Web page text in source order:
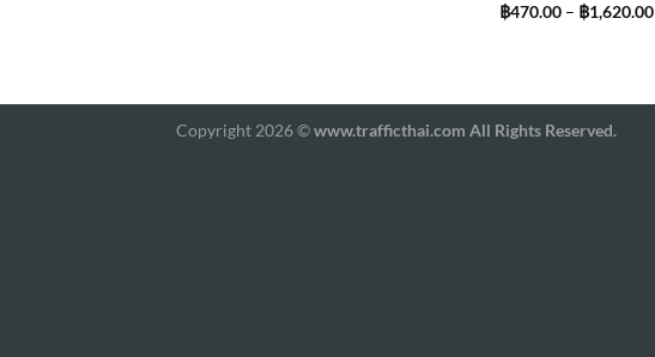
฿470.00– ฿1,620.00
Copyright 2026 ©www.trafficthai.com All Rights Reserved.